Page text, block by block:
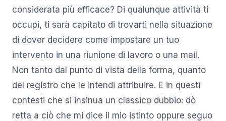
considerata più efficace? Di qualunque attività ti
occupi, ti sarà capitato di trovarti nella situazione
di dover decidere come impostare un tuo
intervento in una riunione di lavoro o una mail.
Non tanto dal punto di vista della forma, quanto
del registro che le intendi attribuire. E in questi
contesti che si insinua un classico dubbio: dò
retta a ciò che mi dice il mio istinto oppure seguo